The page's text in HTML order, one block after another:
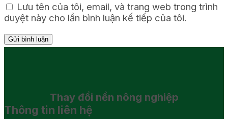
Lưu tên của tôi, email, và trang web trong trình
duyệt này cho lần bình luận kế tiếp của tôi.
Thay đổi nền nông nghiệp
Thông tin liên hệ